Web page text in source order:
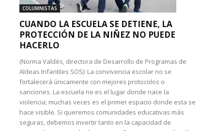
COLUMNISTAS
CUANDO LA ESCUELA SE DETIENE, LA
PROTECCIÓN DE LA NIÑEZ NO PUEDE
HACERLO
(Norma Valdés, directora de Desarrollo de Programas de
Aldeas Infantiles SOS): La convivencia escolar no se
fortalecerá únicamente con mejores protocolos o
sanciones. La escuela no es el lugar donde nace la
violencia; muchas veces es el primer espacio donde esta se
hace visible. Si queremos comunidades educativas más
seguras, debemos invertir tanto en la capacidad de